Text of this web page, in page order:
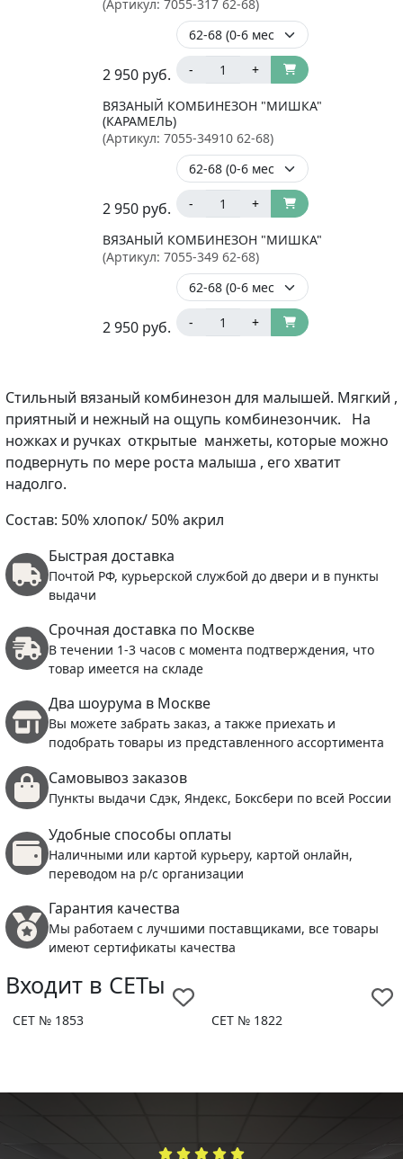
(Артикул: 7055-317 62-68)
2 950 руб. - +
ВЯЗАНЫЙ КОМБИНЕЗОН "МИШКА"
(КАРАМЕЛЬ)
(Артикул: 7055-34910 62-68)
2 950 руб. - +
ВЯЗАНЫЙ КОМБИНЕЗОН "МИШКА"
(Артикул: 7055-349 62-68)
2 950 руб. - +
Стильный вязаный комбинезон для малышей. Мягкий ,
приятный и нежный на ощупь комбинезончик. На
ножках и ручках открытые манжеты, которые можно
подвернуть по мере роста малыша , его хватит
надолго.
Состав: 50% хлопок/ 50% акрил
Быстрая доставка
Почтой РФ, курьерской службой до двери и в пункты
выдачи
Срочная доставка по Москве
В течении 1-3 часов с момента подтверждения, что
товар имеется на складе
Два шоурума в Москве
Вы можете забрать заказ, а также приехать и
подобрать товары из представленного ассортимента
Самовывоз заказов
Пункты выдачи Сдэк, Яндекс, Боксбери по всей России
Удобные способы оплаты
Наличными или картой курьеру, картой онлайн,
переводом на р/с организации
Гарантия качества
Мы работаем с лучшими поставщиками, все товары
имеют сертификаты качества
Входит в СЕТы
СЕТ № 1853 СЕТ № 1822